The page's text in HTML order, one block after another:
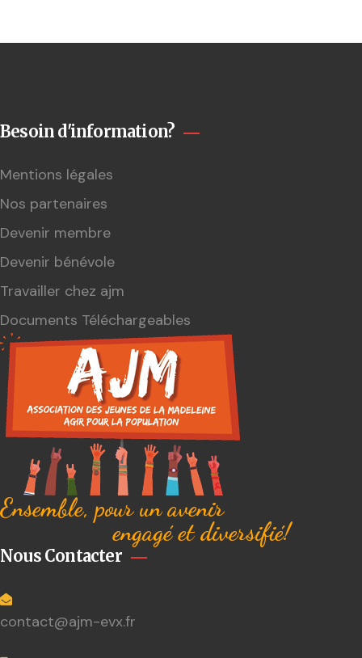
Besoin d'information?
Mentions légales
Nos partenaires
Devenir membre
Devenir bénévole
Travailler chez ajm
Documents Téléchargeables
Ensemble, pour un avenir
engagé et diversifié!
Nous Contacter
contact@ajm-evx.fr